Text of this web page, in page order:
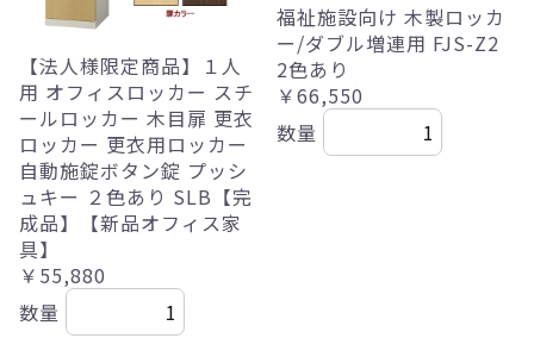
【法人様限定商品】１人
用 オフィスロッカー スチ
ールロッカー 木目扉 更衣
ロッカー 更衣用ロッカー
自動施錠ボタン錠 プッシ
ュキー ２色あり SLB【完
成品】【新品オフィス家
具】
￥55,880
数量
福祉施設向け 木製ロッカ
ー/ダブル増連用 FJS-Z2
2色あり
￥66,550
数量